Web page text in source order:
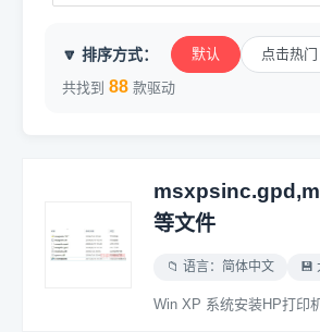
🔽 排序方式： 默认 点击热门
共找到 88 款驱动
等文件
📁 语言：简体中文 💾